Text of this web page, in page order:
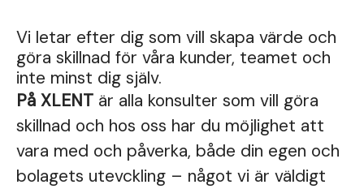
Vi letar efter dig som vill skapa värde och
göra skillnad för våra kunder, teamet och
inte minst dig själv.
På XLENT är alla konsulter som vill göra
skillnad och hos oss har du möjlighet att
vara med och påverka, både din egen och
bolagets utevckling – något vi är väldigt